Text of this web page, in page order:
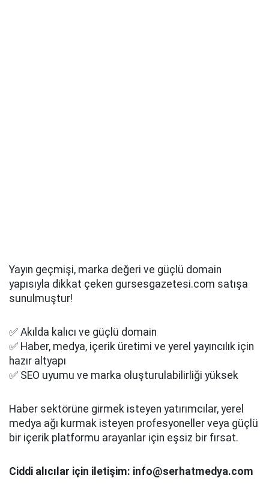
Yayın geçmişi, marka değeri ve güçlü domain
yapısıyla dikkat çeken gursesgazetesi.com satışa
sunulmuştur!
✅ Akılda kalıcı ve güçlü domain
✅ Haber, medya, içerik üretimi ve yerel yayıncılık için
hazır altyapı
✅ SEO uyumu ve marka oluşturulabilirliği yüksek
Haber sektörüne girmek isteyen yatırımcılar, yerel
medya ağı kurmak isteyen profesyoneller veya güçlü
bir içerik platformu arayanlar için eşsiz bir fırsat.
Ciddi alıcılar için iletişim: info@serhatmedya.com